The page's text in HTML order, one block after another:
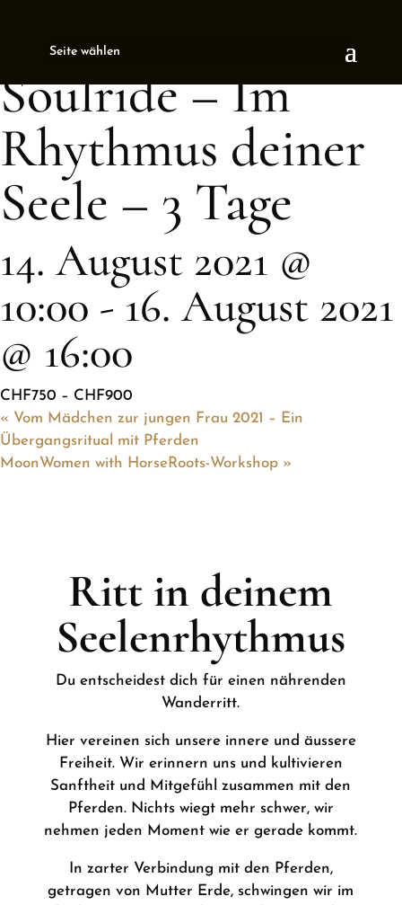
Seite wählen
This event has passed.
Soulride – Im
Rhythmus deiner
Seele – 3 Tage
14. August 2021 @
10:00 -16. August 2021
@ 16:00
CHF750 – CHF900
« Vom Mädchen zur jungen Frau 2021 – Ein
Übergangsritual mit Pferden
MoonWomen with HorseRoots-Workshop »
Ritt in deinem
Seelenrhythmus
Du entscheidest dich für einen nährenden
Wanderritt.
Hier vereinen sich unsere innere und äussere
Freiheit. Wir erinnern uns und kultivieren
Sanftheit und Mitgefühl zusammen mit den
Pferden. Nichts wiegt mehr schwer, wir
nehmen jeden Moment wie er gerade kommt.
In zarter Verbindung mit den Pferden,
getragen von Mutter Erde, schwingen wir im